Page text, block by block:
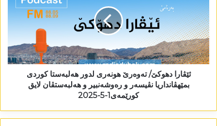
ئێڤارا دھوکێ/ تەوەرێ ھونەری لدور ھەلبەستا کوردی
بمێھڤانداریا نڤیسەر و رەوشەنبیر و ھەلبەستڤان لایق
کورێمەی1-5-2025